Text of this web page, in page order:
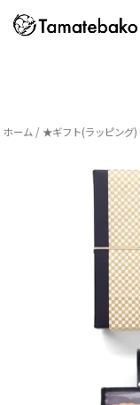
ホーム / ★ギフト(ラッピング)